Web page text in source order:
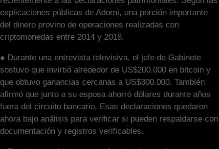
explicaciones públicas de Adorni, una porción importante
del dinero provino de operaciones realizadas con
criptomonedas entre 2014 y 2018.
● Durante una entrevista televisiva, el jefe de Gabinete
sostuvo que invirtió alrededor de US$200.000 en bitcoin y
que obtuvo ganancias cercanas a US$300.000. También
afirmó que junto a su esposa ahorró dólares durante años
fuera del circuito bancario. Esas declaraciones quedaron
ahora bajo análisis para verificar si pueden respaldarse con
documentación y registros verificables.